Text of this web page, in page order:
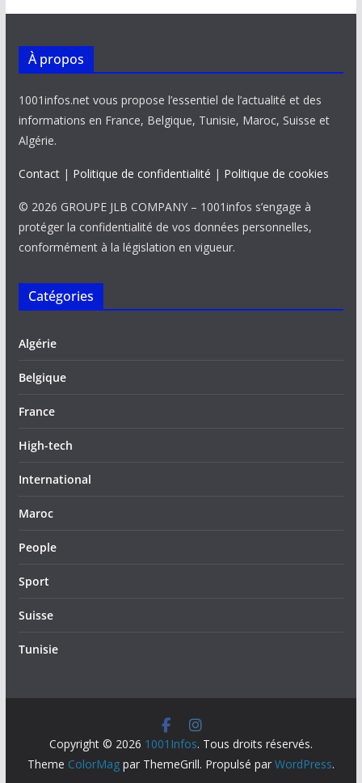
À propos
1001infos.net vous propose l’essentiel de l’actualité et des
informations en France, Belgique, Tunisie, Maroc, Suisse et
Algérie.
Contact| Politique de confidentialité | Politique de cookies
© 2026 GROUPE JLB COMPANY – 1001infos s’engage à
protéger la confidentialité de vos données personnelles,
conformément à la législation en vigueur.
Catégories
Algérie
Belgique
France
High-tech
International
Maroc
People
Sport
Suisse
Tunisie
Copyright © 2026 1001Infos. Tous droits réservés.
Theme ColorMagpar ThemeGrill. Propulsé par WordPress.